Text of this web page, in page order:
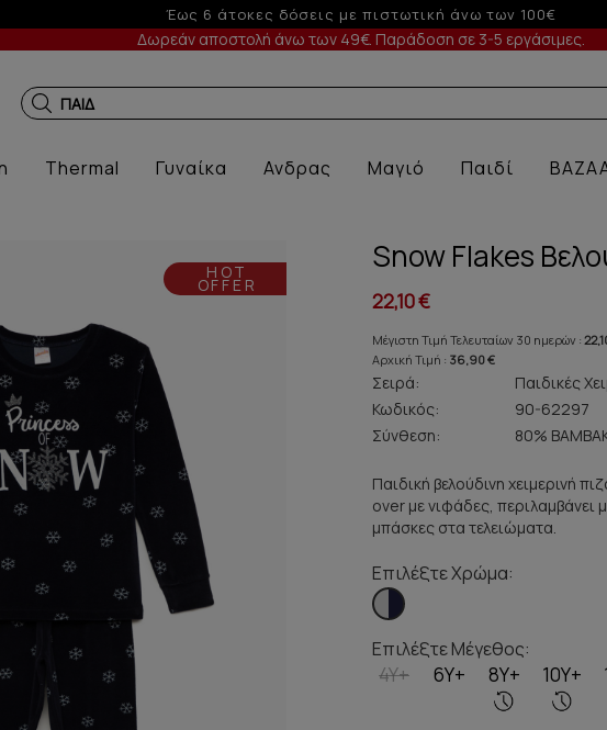
-5% σε παραγγελίες άνω των 200€ σε
Δωρεάν αποστολή άνω των 49€. Παράδοση σε 3-5 εργάσιμες.
ΠΑΙΔΙΚΑ ΕΣΩΡΟ
Thermal Γυναίκα Ανδρας Μαγιό Παιδί
HOT
OFFER
Snow Flakes
22,10 €
Μέγιστη Τιμή Τελευταίων 30 ημερών :
Αρχική Τιμή : 36,90 €
Σειρά:
Παιδικές
Κωδικός:
90-62297
Σύνθεση:
80%
Παιδική βελούδινη χειμερινή
over με νιφάδες,
μπάσκες στα τελειώματα.
Επιλέξτε Χρώμα:
Επιλέξτε Μέγεθος:
4Y+ 6Y+ 8Y+ 10Y+